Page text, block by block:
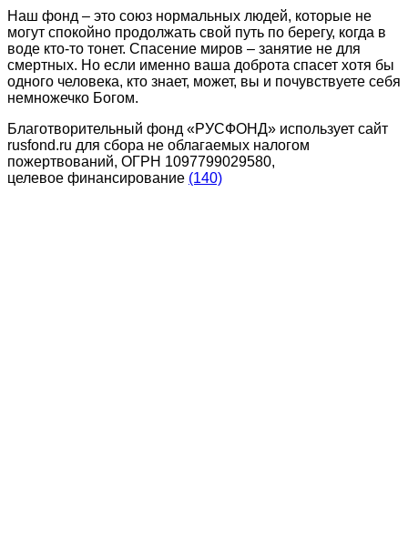
Наш фонд – это союз нормальных людей, которые не
могут спокойно продолжать свой путь по берегу, когда в
воде кто-то тонет. Спасение миров – занятие не для
смертных. Но если именно ваша доброта спасет хотя бы
одного человека, кто знает, может, вы и почувствуете себя
немножечко Богом.
Благотворительный фонд «РУСФОНД» использует сайт
rusfond.ru для сбора не облагаемых налогом
пожертвований, ОГРН 1097799029580,
целевое финансирование (140)